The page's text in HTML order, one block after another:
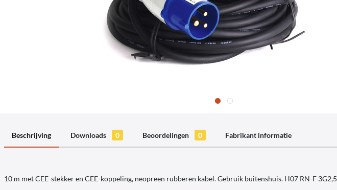
Beschrijving Downloads 0 Beoordelingen 0 Fabrikant informatie
10 m met CEE-stekker en CEE-koppeling, neopreen rubberen kabel. Gebruik buitenshuis. H07 RN-F 3G2,5